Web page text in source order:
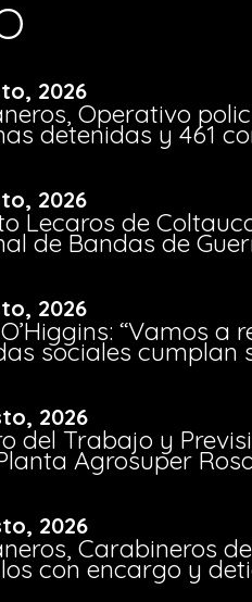
2026
Operativo
detenidas y 461
2026
Lecaros de
de Bandas de
2026
“Vamos a
sociales cumplan
2026
del Trabajo y
Agrosuper
2026
Carabineros
con encargo y